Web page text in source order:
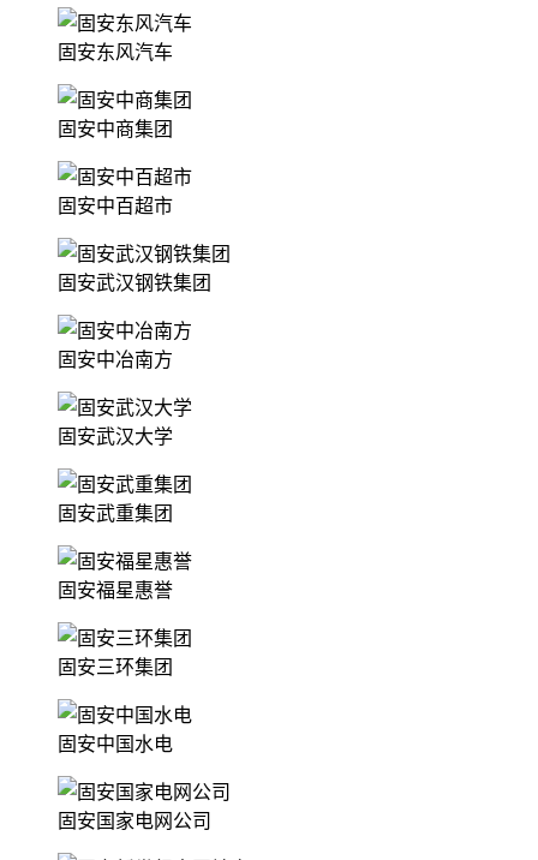
固安东风汽车
固安中商集团
固安中百超市
固安武汉钢铁集团
固安中冶南方
固安武汉大学
固安武重集团
固安福星惠誉
固安三环集团
固安中国水电
固安国家电网公司